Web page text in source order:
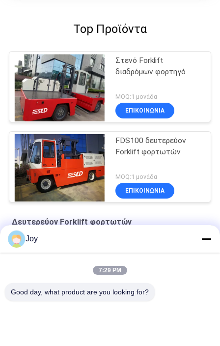
Top Προϊόντα
Στενό Forklift
διαδρόμων φορτηγό
MOQ:1 μονάδα
ΕΠΙΚΟΙΝΩΝΙΑ
FDS100 δευτερεύον
Forklift φορτωτών
MOQ:1 μονάδα
ΕΠΙΚΟΙΝΩΝΙΑ
Δευτερεύον Forklift φορτωτών
FDS100 δευτερεύον Forklift φορτωτών diesel 10 τόνοι
Joy
7:29 PM
Good day, what product are you looking for?